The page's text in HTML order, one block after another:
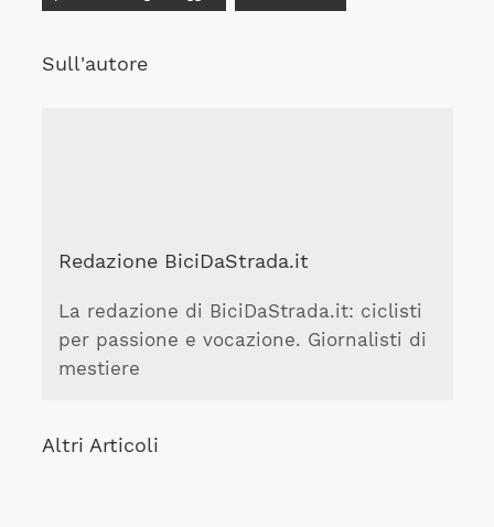
Sull'autore
Redazione BiciDaStrada.it
La redazione di BiciDaStrada.it: ciclisti
per passione e vocazione. Giornalisti di
mestiere
Altri Articoli